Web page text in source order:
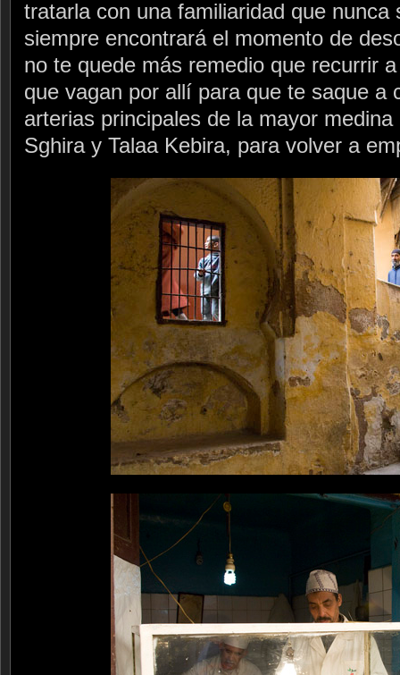
tratarla con una familiaridad que nunca
siempre encontrará el momento de
no te quede más remedio que recurrir
que vagan por allí para que te saque a
arterias principales de la mayor
Sghira y Talaa Kebira, para volver a